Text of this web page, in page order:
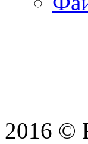
2016 ©